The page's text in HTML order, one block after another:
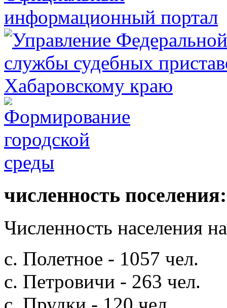
численность поселения:
Численность населения
с. Полетное - 1057 чел.
с. Петровичи - 263 чел.